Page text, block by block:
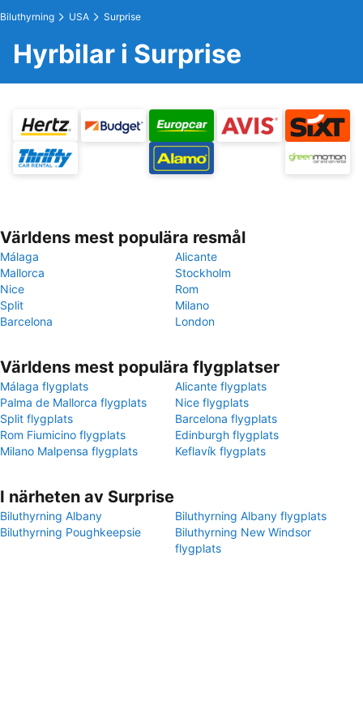
Biluthyrning USA Surprise
Hyrbilar i Surprise
Världens mest populära resmål
Málaga
Alicante
Mallorca
Stockholm
Nice
Rom
Split
Milano
Barcelona
London
Världens mest populära flygplatser
Málaga flygplats
Alicante flygplats
Palma de Mallorca flygplats
Nice flygplats
Split flygplats
Barcelona flygplats
Rom Fiumicino flygplats
Edinburgh flygplats
Milano Malpensa flygplats
Keflavík flygplats
I närheten av Surprise
Biluthyrning Albany
Biluthyrning Albany flygplats
Biluthyrning Poughkeepsie
Biluthyrning New Windsor
flygplats